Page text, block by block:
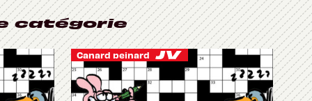
catégorie
Canard peinard